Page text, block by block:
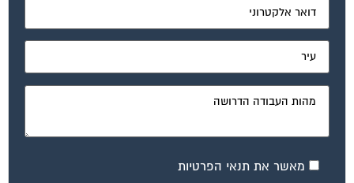
מאשר את תנאי הפרטיות